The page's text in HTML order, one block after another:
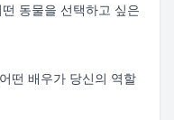
동물을 선택하고 싶은
떤 배우가 당신의 역할